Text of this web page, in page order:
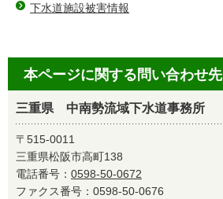
下水道施設被害情報
本ページに関する問い合わせ先
三重県 中南勢流域下水道事務所
〒515-0011
三重県松阪市高町138
電話番号： 0598-50-0672
ファクス番号：0598-50-0676